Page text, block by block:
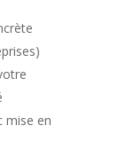
mise en